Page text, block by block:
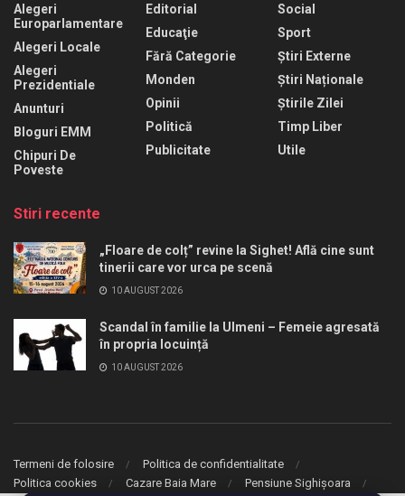
Alegeri
Europarlamentare
Alegeri Locale
Alegeri
Prezidentiale
Anunturi
Bloguri EMM
Chipuri De
Poveste
Editorial
Educaţie
Fără Categorie
Monden
Opinii
Politică
Publicitate
Social
Sport
Știri Externe
Știri Naționale
Știrile Zilei
Timp Liber
Utile
Stiri recente
„Floare de colț” revine la Sighet! Află cine sunt
tinerii care vor urca pe scenă
10 AUGUST 2026
Scandal în familie la Ulmeni – Femeie agresată
în propria locuință
10 AUGUST 2026
Termeni de folosire
Politica de confidentialitate
Politica cookies
Cazare Baia Mare Pensiune Sighișoara